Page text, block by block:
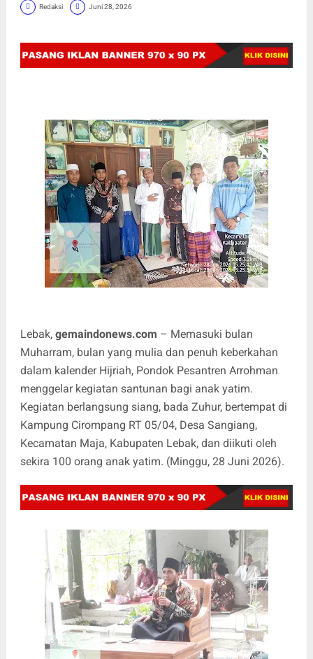
Redaksi Juni 28, 2026
Lebak, gemaindonews.com – Memasuki bulan
Muharram, bulan yang mulia dan penuh keberkahan
dalam kalender Hijriah, Pondok Pesantren Arrohman
menggelar kegiatan santunan bagi anak yatim.
Kegiatan berlangsung siang, bada Zuhur, bertempat di
Kampung Cirompang RT 05/04, Desa Sangiang,
Kecamatan Maja, Kabupaten Lebak, dan diikuti oleh
sekira 100 orang anak yatim. (Minggu, 28 Juni 2026).